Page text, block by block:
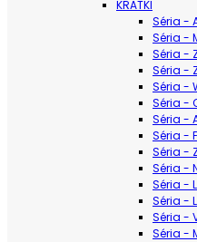
KRATKI
Séria -
Séria -
Séria -
Séria -
Séria -
Séria -
Séria -
Séria -
Séria -
Séria -
Séria -
Séria -
Séria -
Séria -